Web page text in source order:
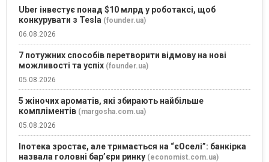
Uber інвестує понад $10 млрд у роботаксі, щоб
конкурувати з Tesla (founder.ua)
06.08.2026
7 потужних способів перетворити відмову на нові
можливості та успіх (founder.ua)
05.08.2026
5 жіночих ароматів, які збирають найбільше
компліментів (margosha.com.ua)
05.08.2026
Іпотека зростає, але тримається на “єОселі”: банкірка
назвала головні бар’єри ринку (economist.com.ua)